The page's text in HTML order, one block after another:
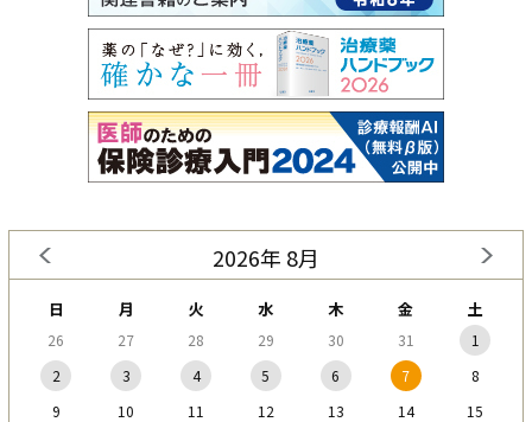
2026年 8月
日 月 火 水 木 金 土
26 27 28 29 30 31
1
2
3 4 5 6 7
8
9
10 11 12 13 14
15